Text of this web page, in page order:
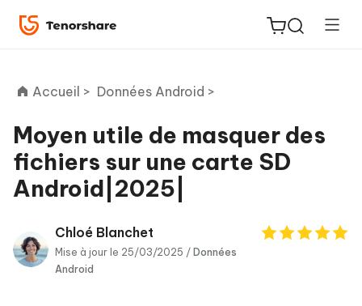
ReiBoot
for iOS
PDNob
PDF
Editor
New
Accueil > Données Android >
Moyen utile de masquer des
fichiers sur une carte SD
Android|2025|
Chloé Blanchet
Mise à jour le 25/03/2025 / Données
Android